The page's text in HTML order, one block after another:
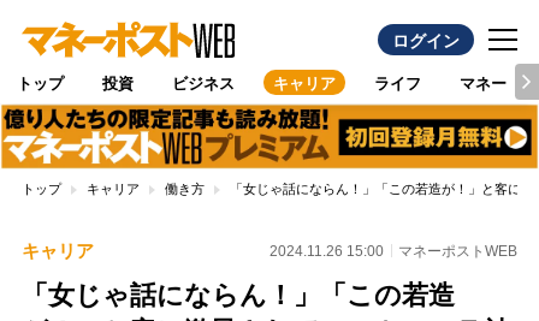
ログイン
トップ 投資 ビジネス キャリア ライフ マネー
トップ キャリア 働き方 「女じゃ話にならん！」「この若造が！」と客に
キャリア 2024.11.26 15:00 マネーポストWEB
「女じゃ話にならん！」「この若造